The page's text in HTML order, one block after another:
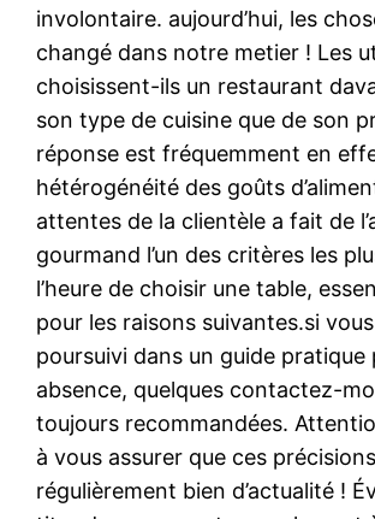
involontaire. aujourd’hui, les
changé dans notre metier ! Les
choisissent-ils un restaurant
son type de cuisine que de son
réponse est fréquemment en
hétérogénéité des goûts
attentes de la clientèle a fait de
gourmand l’un des critères les
l’heure de choisir une table,
pour les raisons suivantes.si
poursuivi dans un guide pratique
absence, quelques contactez-
toujours recommandées.
à vous assurer que ces
régulièrement bien d’actualité !